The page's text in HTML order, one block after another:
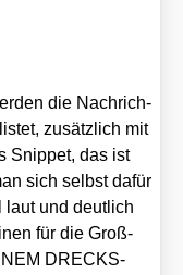
die Nach­rich­
zusätz­lich mit
Snip­pet, das ist
sich selbst dafür
laut und deut­lich
für die Groß­
DRECKS-